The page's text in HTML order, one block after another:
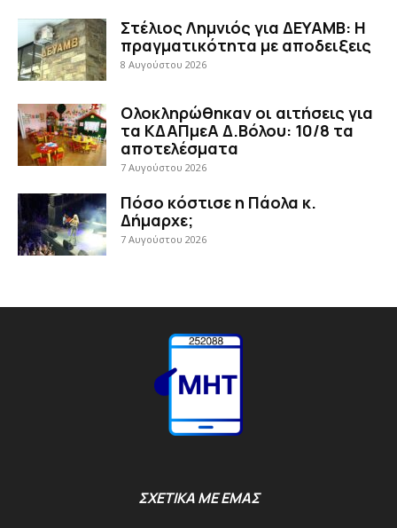
Στέλιος Λημνιός για ΔΕΥΑΜΒ: Η
πραγματικότητα με αποδειξεις
8 Αυγούστου 2026
Ολοκληρώθηκαν οι αιτήσεις για
τα ΚΔΑΠμεΑ Δ.Βόλου: 10/8 τα
αποτελέσματα
7 Αυγούστου 2026
Πόσο κόστισε η Πάολα κ.
Δήμαρχε;
7 Αυγούστου 2026
ΣΧΕΤΙΚΑ ΜΕ ΕΜΑΣ